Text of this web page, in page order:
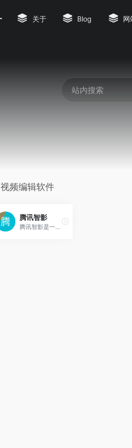
关于 Blog 网
视频编辑软件
腾讯智影
腾讯智影是一款云端智能视频创作工具，集素材搜集、视频剪辑、渲染导出和发布于一体的免费在线剪辑平台。强大的AI智能工具，支持文本配音、数字人播报、自动字幕识别、文章转视频、去水印、视频解说、横转竖等功能，拥有丰富的素材库，极大提升创作效率，帮助用户更好地进行视频化的表达。